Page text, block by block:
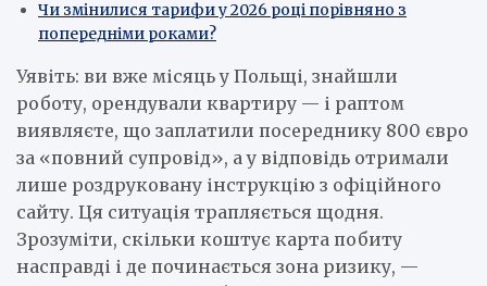
Чи змінилися тарифи у 2026 році порівняно з
попередніми роками?
Уявіть: ви вже місяць у Польщі, знайшли
роботу, орендували квартиру — і раптом
виявляєте, що заплатили посереднику 800 євро
за «повний супровід», а у відповідь отримали
лише роздруковану інструкцію з офіційного
сайту. Ця ситуація трапляється щодня.
Зрозуміти, скільки коштує карта побиту
насправді і де починається зона ризику, —